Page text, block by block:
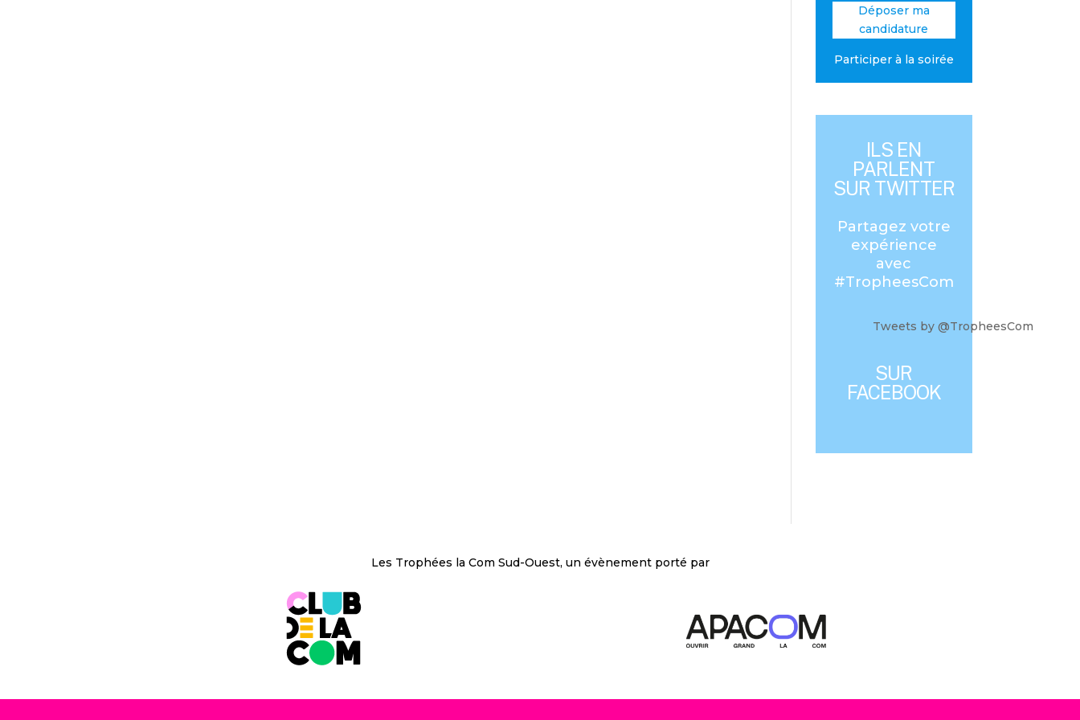
Déposer ma
candidature
Participer à la soirée
ILS EN
PARLENT
SUR TWITTER
Partagez votre
expérience
avec
#TropheesCom
Tweets by @TropheesCom
SUR
FACEBOOK
Les Trophées la Com Sud-Ouest, un évènement porté par